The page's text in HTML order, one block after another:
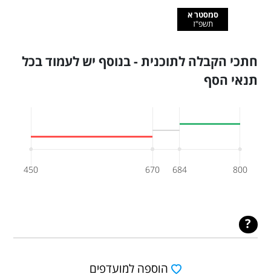
סמסטר א
תשפ"ז
חתכי הקבלה לתוכנית - בנוסף יש לעמוד בכל
תנאי הסף
450 670 684 800
הוספה למועדפים